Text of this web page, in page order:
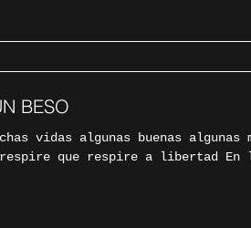
BESO
vidas algunas buenas algunas
respire que respire a libertad